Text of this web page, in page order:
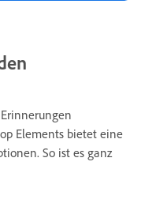
Elements bietet eine
So ist es ganz